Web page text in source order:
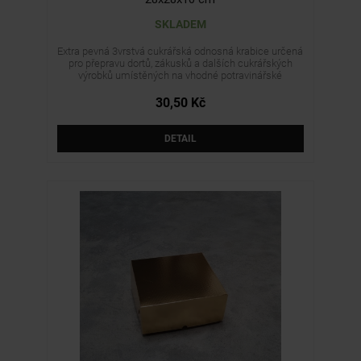
SKLADEM
Extra pevná 3vrstvá cukrářská odnosná krabice určená
pro přepravu dortů, zákusků a dalších cukrářských
výrobků umístěných na vhodné potravinářské
jednoduše skládá bez nutnosti lepení a dodává se v
rozloženém stavu. Není určena pro přímý styk s
nebalenými, mastnými ani potravinami s vyšším
obsahem vlhkosti.
30,50 Kč
DETAIL